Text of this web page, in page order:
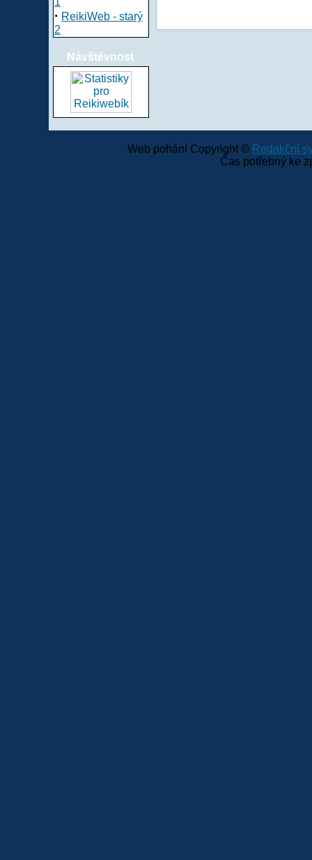
· ReikiWeb - starý
2
Návštěvnost
Web pohání Copyright © Redakční
Čas potřebný ke